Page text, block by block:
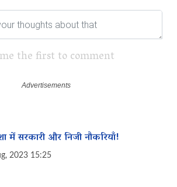
the first to comment
में सरकारी और निजी नौकरियाँ!
2023 15:25